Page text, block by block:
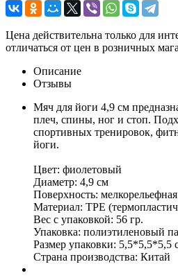
Цена действительна только для
отличаться от цен в розничных
Описание
Отзывы
Мяч для йоги 4,9 см
плеч, спины, ног и стоп.
спортивных тренировок,
йоги.
Цвет: фиолетовый
Диаметр: 4,9 см
Поверхность: мелкорельефная
Материал: TPE
Вес с упаковкой: 56 гр.
Упаковка: полиэтиленовый
Размер упаковки: 5,5*5,5*5,5
Страна производства: Китай